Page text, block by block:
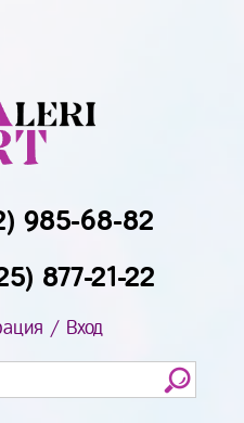
985-68-82
877-21-22
/ Вход